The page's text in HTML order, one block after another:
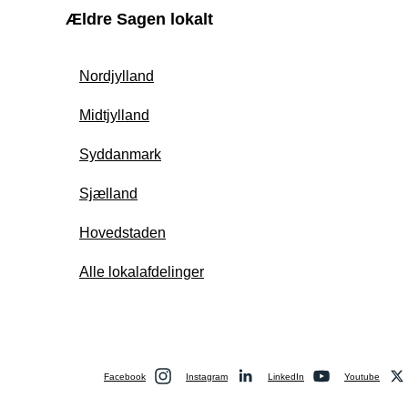
Ældre Sagen lokalt
Nordjylland
Midtjylland
Syddanmark
Sjælland
Hovedstaden
Alle lokalafdelinger
Facebook Instagram LinkedIn Youtube